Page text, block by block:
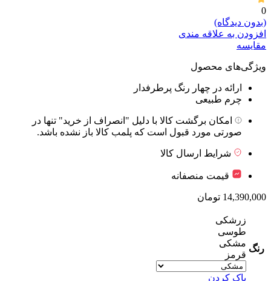
0
(بدون دیدگاه)
افزودن به علاقه مندی
مقایسه
ویژگی‌های محصول
ارائه در چهار رنگ پرطرفدار
چرم طبیعی
امکان برگشت کالا با دلیل "انصراف از خرید" تنها در
صورتی مورد قبول است که پلمب کالا باز نشده باشد.
شرایط ارسال کالا
قیمت منصفانه
14,390,000 تومان
رنگ
زرشکی
طوسی
مشکی
قرمز
پاک کردن